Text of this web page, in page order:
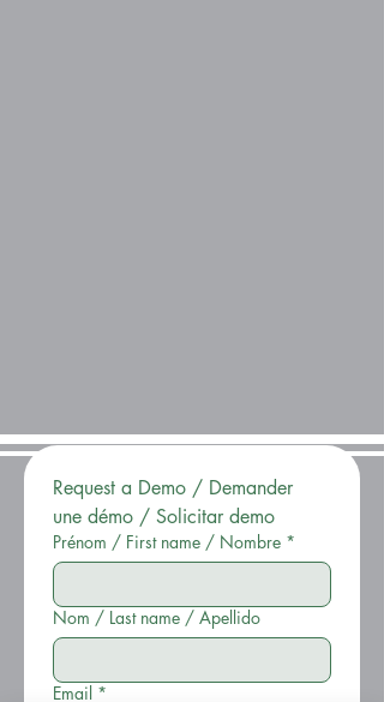
Request a Demo / Demander
une démo / Solicitar demo
Prénom / First name / Nombre *
Nom / Last name / Apellido
Email *